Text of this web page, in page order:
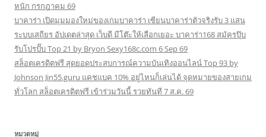
หนัก กรกฎาคม 69
บาคาร่า เปิดมุมมองใหม่ของเกมบาคาร่า เซียนบาคาร่าตัวจริงรับ 3 แสน
ระบบเสถียร อัปเดตล่าสุด เว็บดี มีโต๊ะให้เลือกเยอะ บาคาร่า168 สมัครปุ๊บ
รับโปรปั๊บ Top 21 by Bryon Sexy168c.com 6 Sep 69
สล็อตเครดิตฟรี สุดยอดประสบการณ์ความบันเทิงออนไลน์ Top 93 by
Johnson Jin55.guru แคชแบค 10% อยู่ไหนก็เล่นได้ จุดหมายของสายเกม
ทั่วโลก สล็อตเครดิตฟรี เข้าร่วมวันนี้ รวยทันที 7 ส.ค. 69
หมวดหมู่